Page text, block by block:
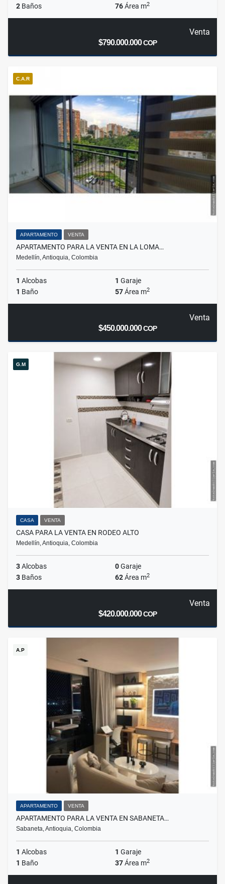
2 Baños 76Área m2
Venta
$790.000.000COP
C.A.R
APARTAMENTO VENTA
APARTAMENTO PARA LA VENTA EN LA LOMA…
Medellín, Antioquia, Colombia
1 Alcobas 1 Garaje
1 Baño 57Área m2
Venta
$450.000.000COP
G.M
CASA VENTA
CASA PARA LA VENTA EN RODEO ALTO
Medellín, Antioquia, Colombia
3Alcobas 0Garaje
3 Baños 62Área m2
Venta
$420.000.000COP
A.P
APARTAMENTO VENTA
APARTAMENTO PARA LA VENTA EN SABANETA…
Sabaneta, Antioquia, Colombia
1 Alcobas 1 Garaje
1 Baño 37Área m2